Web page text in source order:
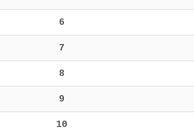
6
7
8
9
10